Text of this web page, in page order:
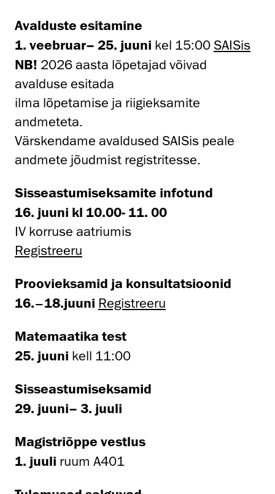
Avalduste esitamine
1. veebruar– 25. juuni kel 15:00SAISis
NB! 2026 aasta lõpetajad võivad
avalduse esitada
ilma lõpetamise ja riigieksamite
andmeteta.
Värskendame avaldused SAISis peale
andmete jõudmist registritesse.
Sisseastumiseksamite infotund
16. juuni kl 10.00- 11. 00
IV korruse aatriumis
Registreeru
Proovieksamid ja konsultatsioonid
16.–18.juuni Registreeru
Matemaatika test
25. juuni kell 11:00
Sisseastumiseksamid
29. juuni– 3. juuli
Magistriõppe vestlus
1. juuli ruum A401